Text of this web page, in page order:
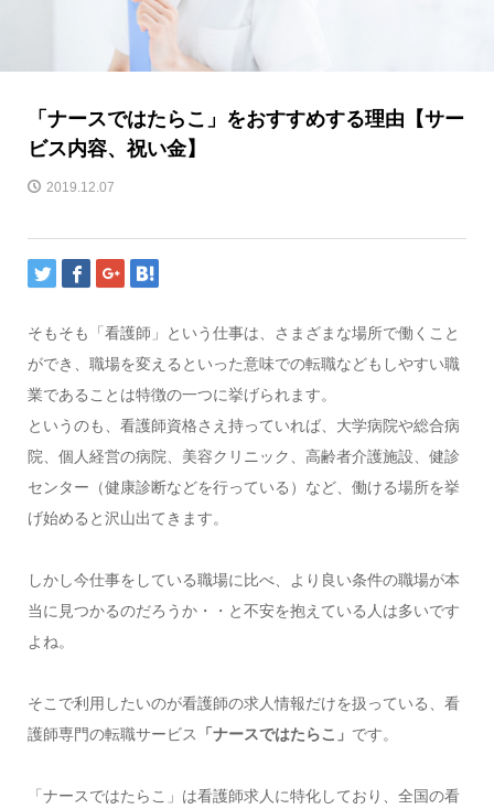
「ナースではたらこ」をおすすめする理由【サー
ビス内容、祝い金】
2019.12.07
そもそも「看護師」という仕事は、さまざまな場所で働くこと
ができ、職場を変えるといった意味での転職などもしやすい職
業であることは特徴の一つに挙げられます。
というのも、看護師資格さえ持っていれば、大学病院や総合病
院、個人経営の病院、美容クリニック、高齢者介護施設、健診
センター（健康診断などを行っている）など、働ける場所を挙
げ始めると沢山出てきます。
しかし今仕事をしている職場に比べ、より良い条件の職場が本
当に見つかるのだろうか・・と不安を抱えている人は多いです
よね。
そこで利用したいのが看護師の求人情報だけを扱っている、看
護師専門の転職サービス
「ナースではたらこ」 です。
「ナースではたらこ」は看護師求人に特化しており、全国の看